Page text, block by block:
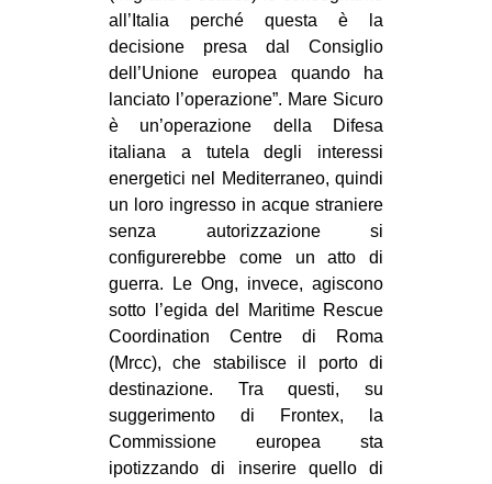
all’Italia perché questa è la
decisione presa dal Consiglio
dell’Unione europea quando ha
lanciato l’operazione”. Mare Sicuro
è un’operazione della Difesa
italiana a tutela degli interessi
energetici nel Mediterraneo, quindi
un loro ingresso in acque straniere
senza autorizzazione si
configurerebbe come un atto di
guerra. Le Ong, invece, agiscono
sotto l’egida del Maritime Rescue
Coordination Centre di Roma
(Mrcc), che stabilisce il porto di
destinazione. Tra questi, su
suggerimento di Frontex, la
Commissione europea sta
ipotizzando di inserire quello di